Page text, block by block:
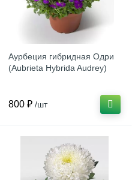
Аурбеция гибридная Одри
(Aubrieta Hybrida Audrey)
800 ₽ /шт